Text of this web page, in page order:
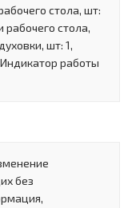
стола, шт:
стола,
шт: 1,
работы
без